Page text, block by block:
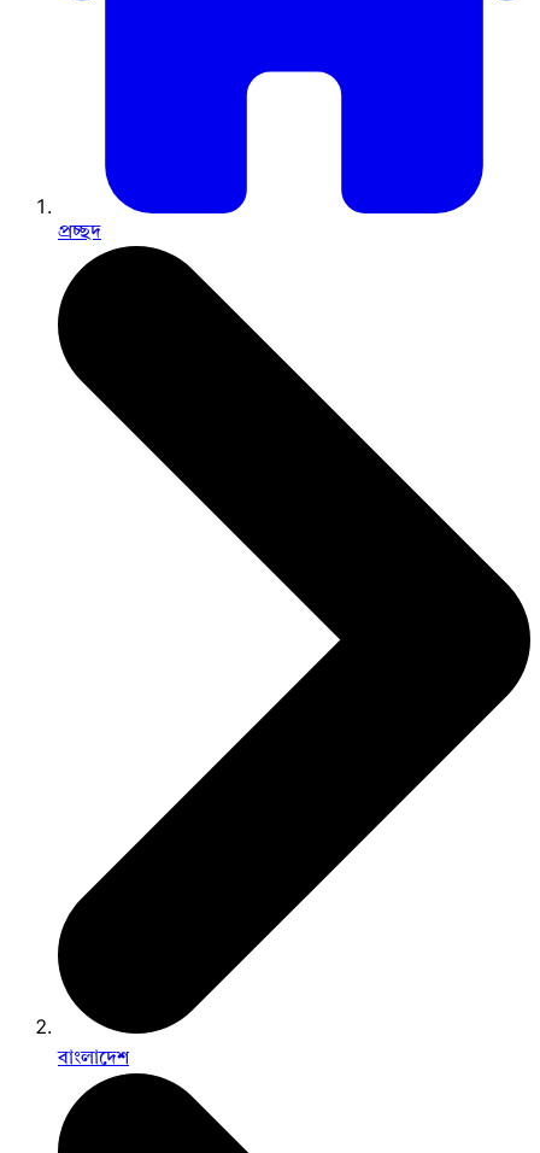
প্রচ্ছদ
বাংলাদেশ